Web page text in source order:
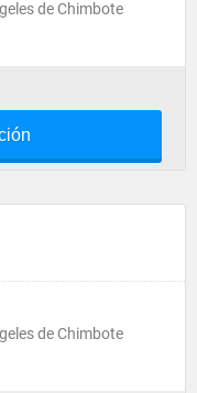
de Chimbote
de Chimbote